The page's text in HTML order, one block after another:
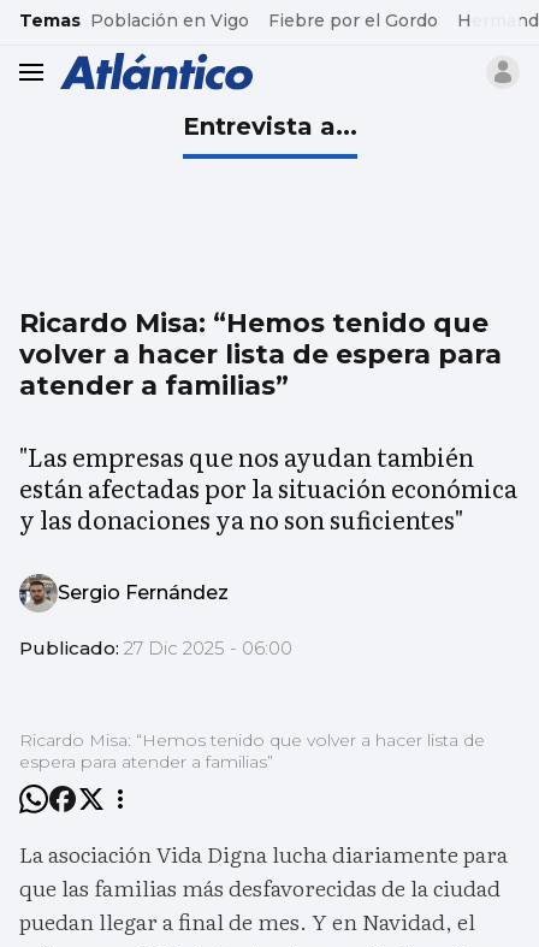
common.go-to-content
Temas Población en Vigo Fiebre por el Gordo
header.menu.open
Entrevista a...
Ricardo Misa: “Hemos tenido que
volver a hacer lista de espera para
atender a familias”
"Las empresas que nos ayudan también
están afectadas por la situación económica
y las donaciones ya no son suficientes"
Sergio Fernández
Publicado: 27 Dic 2025 - 06:00
Ricardo Misa: “Hemos tenido que volver a hacer lista de
espera para atender a familias”
La asociación Vida Digna lucha diariamente para
que las familias más desfavorecidas de la ciudad
puedan llegar a final de mes. Y en Navidad, el